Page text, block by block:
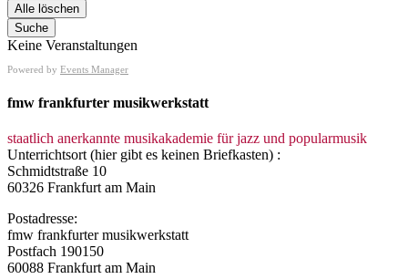
Alle löschen
Suche
Keine Veranstaltungen
Powered by Events Manager
fmw frankfurter musikwerkstatt
staatlich anerkannte musikakademie für jazz und popularmusik
Unterrichtsort (hier gibt es keinen Briefkasten) :
Schmidtstraße 10
60326 Frankfurt am Main
Postadresse:
fmw frankfurter musikwerkstatt
Postfach 190150
60088 Frankfurt am Main